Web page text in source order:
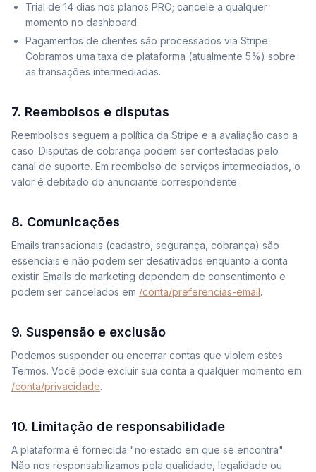
Trial de 14 dias nos planos PRO; cancele a qualquer
momento no dashboard.
Pagamentos de clientes são processados via Stripe.
Cobramos uma taxa de plataforma (atualmente 5%) sobre
as transações intermediadas.
7. Reembolsos e disputas
Reembolsos seguem a política da Stripe e a avaliação caso a
caso. Disputas de cobrança podem ser contestadas pelo
canal de suporte. Em reembolso de serviços intermediados, o
valor é debitado do anunciante correspondente.
8. Comunicações
Emails transacionais (cadastro, segurança, cobrança) são
essenciais e não podem ser desativados enquanto a conta
existir. Emails de marketing dependem de consentimento e
podem ser cancelados em /conta/preferencias-email.
9. Suspensão e exclusão
Podemos suspender ou encerrar contas que violem estes
Termos. Você pode excluir sua conta a qualquer momento em
/conta/privacidade.
10. Limitação de responsabilidade
A plataforma é fornecida "no estado em que se encontra".
Não nos responsabilizamos pela qualidade, legalidade ou